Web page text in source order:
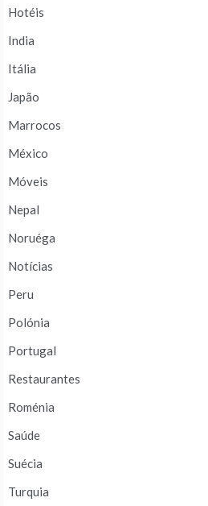
Hotéis
India
Itália
Japão
Marrocos
México
Móveis
Nepal
Noruéga
Notícias
Peru
Polónia
Portugal
Restaurantes
Roménia
Saúde
Suécia
Turquia